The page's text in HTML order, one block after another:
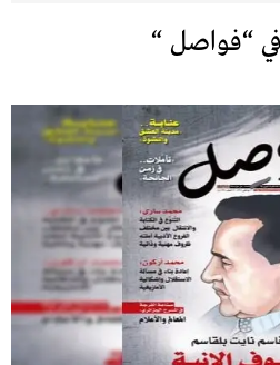
في “فواصل “